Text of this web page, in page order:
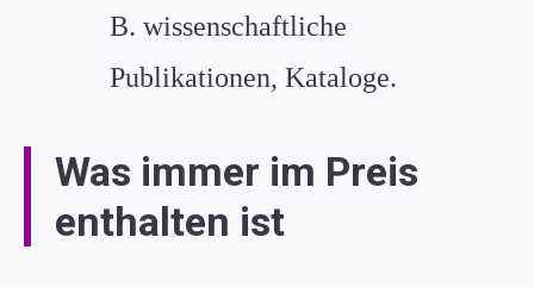
B. wissenschaftliche
Publikationen, Kataloge.
Was immer im Preis
enthalten ist